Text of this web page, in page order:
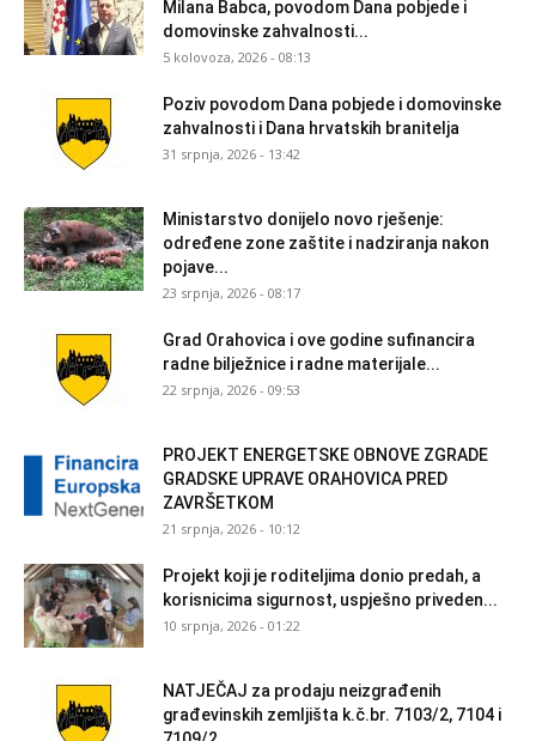
Milana Babca, povodom Dana pobjede i
domovinske zahvalnosti...
5 kolovoza, 2026 - 08:13
Poziv povodom Dana pobjede i domovinske
zahvalnosti i Dana hrvatskih branitelja
31 srpnja, 2026 - 13:42
Ministarstvo donijelo novo rješenje:
određene zone zaštite i nadziranja nakon
pojave...
23 srpnja, 2026 - 08:17
Grad Orahovica i ove godine sufinancira
radne bilježnice i radne materijale...
22 srpnja, 2026 - 09:53
PROJEKT ENERGETSKE OBNOVE ZGRADE
GRADSKE UPRAVE ORAHOVICA PRED
ZAVRŠETKOM
21 srpnja, 2026 - 10:12
Projekt koji je roditeljima donio predah, a
korisnicima sigurnost, uspješno priveden...
10 srpnja, 2026 - 01:22
NATJEČAJ za prodaju neizgrađenih
građevinskih zemljišta k.č.br. 7103/2, 7104 i